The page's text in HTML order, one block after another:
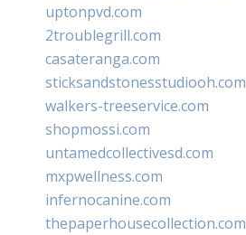
uptonpvd.com
2troublegrill.com
casateranga.com
sticksandstonesstudiooh.com
walkers-treeservice.com
shopmossi.com
untamedcollectivesd.com
mxpwellness.com
infernocanine.com
thepaperhousecollection.com